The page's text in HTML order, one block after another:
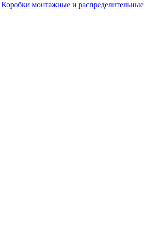
Коробки монтажные и распределительные